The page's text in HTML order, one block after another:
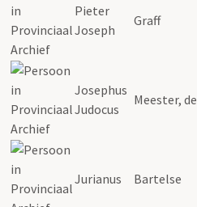
Pieter
Joseph
Graff
Josephus
Judocus
Meester, de
Jurianus Bartelse